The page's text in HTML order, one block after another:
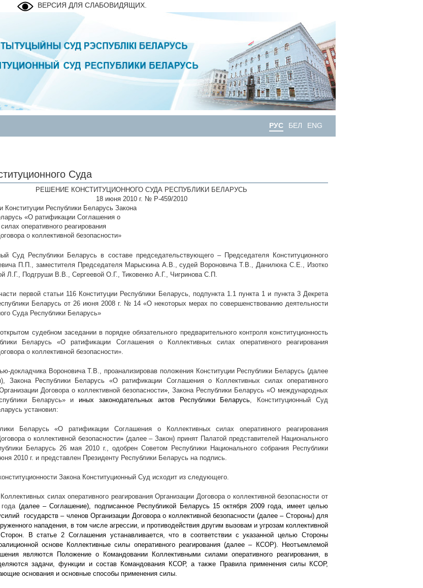
ВЕРСИЯ ДЛЯ СЛАБОВИДЯЩИХ.
РУС БЕЛ ENG
Суда
РЕШЕНИЕ КОНСТИТУЦИОННОГО СУДА РЕСПУБЛИКИ БЕЛАРУСЬ
18 июня 2010 г. № Р-459/2010
Конституции Республики Беларусь Закона
«О ратификации Соглашения о
оперативного реагирования
о коллективной безопасности»
Суд Республики Беларусь в составе председательствующего – Председателя Конституционного
П.П., заместителя Председателя Марыскина А.В., судей Вороновича Т.В., Данилюка С.Е., Изотко
Л.Г., Подгруши В.В., Сергеевой О.Г., Тиковенко А.Г., Чигринова С.П.
первой статьи 116 Конституции Республики Беларусь, подпункта 1.1 пункта 1 и пункта 3 Декрета
Беларусь от 26 июня 2008 г. № 14 «О некоторых мерах по совершенствованию деятельности
Суда Республики Беларусь»
судебном заседании в порядке обязательного предварительного контроля конституционность
Беларусь «О ратификации Соглашения о Коллективных силах оперативного реагирования
о коллективной безопасности».
докладчика Вороновича Т.В., проанализировав положения Конституции Республики Беларусь (далее
Закона Республики Беларусь «О ратификации Соглашения о Коллективных силах оперативного
Договора о коллективной безопасности», Закона Республики Беларусь «О международных
Беларусь» ииных законодательных актов Республики Беларусь , Конституционный Суд
установил:
Беларусь «О ратификации Соглашения о Коллективных силах оперативного реагирования
о коллективной безопасности» (далее – Закон) принят Палатой представителей Национального
Беларусь 26 мая 2010 г., одобрен Советом Республики Национального собрания Республики
2010 г. и представлен Президенту Республики Беларусь на подпись.
Закона Конституционный Суд исходит из следующего.
силах оперативного реагирования Организации Договора о коллективной безопасности от
(далее – Соглашение), подписанное Республикой Беларусь 15 октября 2009 года, имеет целью
государств – членов Организации Договора о коллективной безопасности (далее – Стороны) для
нападения, в том числе агрессии, и противодействия другим вызовам и угрозам коллективной
Сторон. В статье 2 Соглашения устанавливается, что в соответствии с указанной целью Стороны
основе Коллективные силы оперативного реагирования (далее – КСОР). Неотъемлемой
являются Положение о Командовании Коллективными силами оперативного реагирования, в
задачи, функции и состав Командования КСОР, а также Правила применения силы КСОР,
основания и основные способы применения силы.